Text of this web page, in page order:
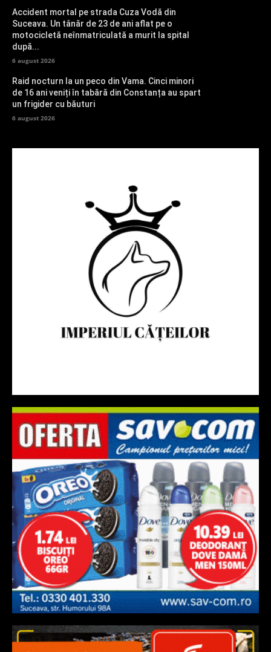
Accident mortal pe strada Cuza Vodă din
Suceava. Un tânăr de 23 de ani aflat pe o
motocicletă neînmatriculată a murit la spital
după...
6 august 2026
Raid nocturn la un peco din Vama. Cinci minori
de 16 ani veniți în tabără din Constanța au spart
un frigider cu băuturi
6 august 2026